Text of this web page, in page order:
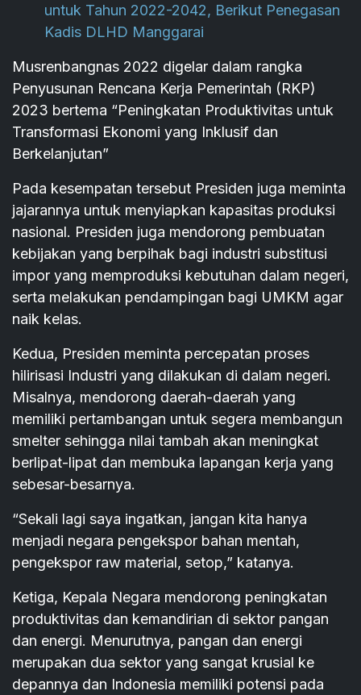
untuk Tahun 2022-2042, Berikut Penegasan
Kadis DLHD Manggarai
Musrenbangnas 2022 digelar dalam rangka
Penyusunan Rencana Kerja Pemerintah (RKP)
2023 bertema “Peningkatan Produktivitas untuk
Transformasi Ekonomi yang Inklusif dan
Berkelanjutan”
Pada kesempatan tersebut Presiden juga meminta
jajarannya untuk menyiapkan kapasitas produksi
nasional. Presiden juga mendorong pembuatan
kebijakan yang berpihak bagi industri substitusi
impor yang memproduksi kebutuhan dalam negeri,
serta melakukan pendampingan bagi UMKM agar
naik kelas.
Kedua, Presiden meminta percepatan proses
hilirisasi Industri yang dilakukan di dalam negeri.
Misalnya, mendorong daerah-daerah yang
memiliki pertambangan untuk segera membangun
smelter sehingga nilai tambah akan meningkat
berlipat-lipat dan membuka lapangan kerja yang
sebesar-besarnya.
“Sekali lagi saya ingatkan, jangan kita hanya
menjadi negara pengekspor bahan mentah,
pengekspor raw material, setop,” katanya.
Ketiga, Kepala Negara mendorong peningkatan
produktivitas dan kemandirian di sektor pangan
dan energi. Menurutnya, pangan dan energi
merupakan dua sektor yang sangat krusial ke
depannya dan Indonesia memiliki potensi pada